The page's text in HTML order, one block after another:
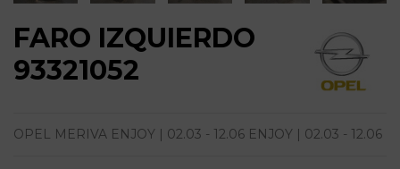
FARO IZQUIERDO
93321052
OPEL MERIVA ENJOY | 02.03 - 12.06 ENJOY | 02.03 - 12.06